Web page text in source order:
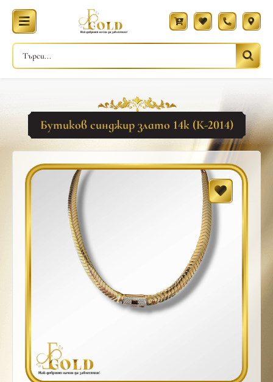
Бутиков синджир злато 14к (К-2014)